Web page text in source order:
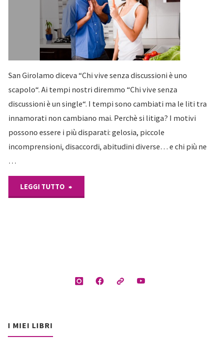
San Girolamo diceva “Chi vive senza discussioni è uno
scapolo“. Ai tempi nostri diremmo “Chi vive senza
discussioni è un single“. I tempi sono cambiati ma le liti tra
innamorati non cambiano mai. Perchè si litiga? I motivi
possono essere i più disparati: gelosia, piccole
incomprensioni, disaccordi, abitudini diverse… e chi più ne
…
LEGGI TUTTO "Litigi
I MIEI LIBRI